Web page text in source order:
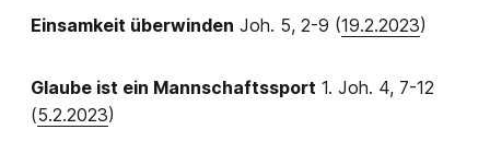
Einsamkeit überwinden Joh. 5, 2-9 (19.2.2023)
Glaube ist ein Mannschaftssport 1. Joh. 4, 7-12
(5.2.2023)